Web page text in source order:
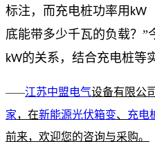
标注，而充电桩功率用 kW
底能带多少千瓦的负载？”
kW的关系，结合充电桩等
——江苏中盟电气设备有限公
家，在新能源光伏箱变、 充电
前来，欢迎您的咨询与采购。